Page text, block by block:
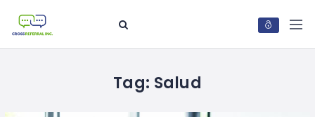
Tag: Salud